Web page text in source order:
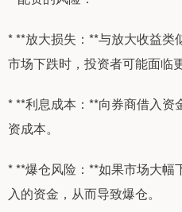
* **放大损失：**与放大收益类
市场下跌时，投资者可能面临
* **利息成本：**向券商借入
资成本。
* **爆仓风险：**如果市场大
入的资金，从而导致爆仓。